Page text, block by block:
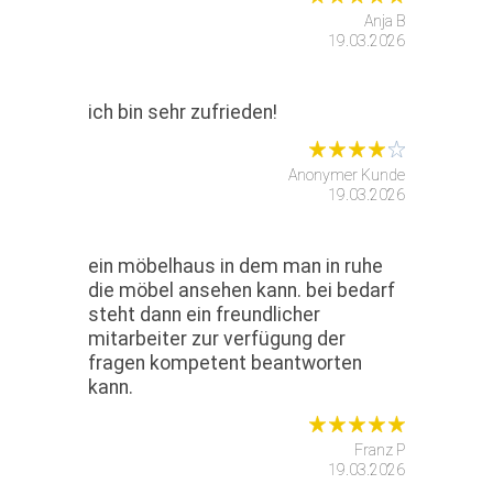
Anja B
19.03.2026
ich bin sehr zufrieden!
Anonymer Kunde
19.03.2026
ein möbelhaus in dem man in ruhe
die möbel ansehen kann. bei bedarf
steht dann ein freundlicher
mitarbeiter zur verfügung der
fragen kompetent beantworten
kann.
Franz P
19.03.2026